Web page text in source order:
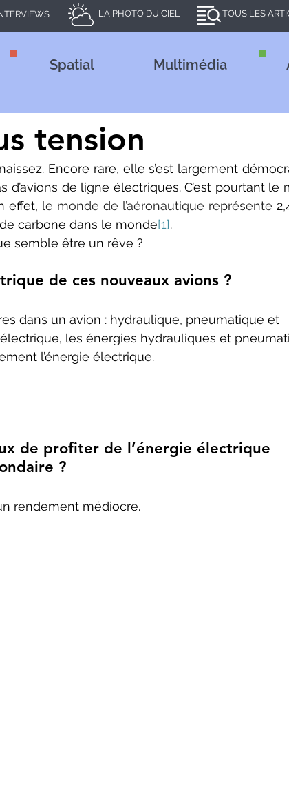
LA PHOTO DU CIEL TOUS LES
Spatial Multimédia
tension
Encore rare, elle s’est largement
d’avions de ligne électriques. C’est pourtant le
effet, le monde de l’aéronautique représente
carbone dans le monde[1].
semble être un rêve ?
de ces nouveaux avions ?
dans un avion : hydraulique, pneumatique et
les énergies hydrauliques et
l’énergie électrique.
de profiter de l’énergie électrique
?
rendement médiocre.